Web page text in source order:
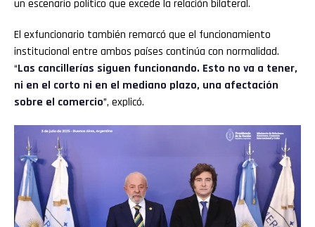
un escenario político que excede la relación bilateral.
El exfuncionario también remarcó que el funcionamiento
institucional entre ambos países continúa con normalidad.
“Las cancillerías siguen funcionando. Esto no va a tener,
ni en el corto ni en el mediano plazo, una afectación
sobre el comercio”, explicó.